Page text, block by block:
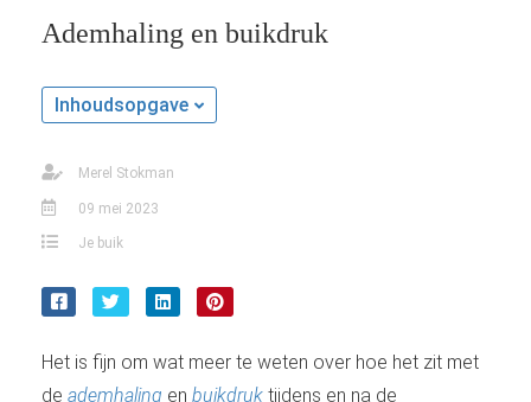
Ademhaling en buikdruk
Inhoudsopgave
Merel Stokman
09 mei 2023
Je buik
Het is fijn om wat meer te weten over hoe het zit met
de ademhaling en buikdruk tijdens en na de